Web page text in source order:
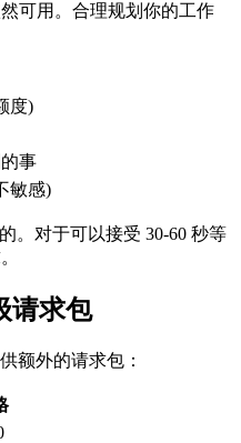
可用。合理规划你的工作
度)
事
敏感)
。对于可以接受 30-60 秒等
请求包
额外的请求包：